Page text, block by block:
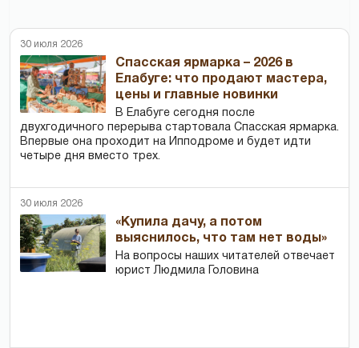
30 июля 2026
Спасская ярмарка – 2026 в
Елабуге: что продают мастера,
цены и главные новинки
В Елабуге сегодня после
двухгодичного перерыва стартовала Спасская ярмарка.
Впервые она проходит на Ипподроме и будет идти
четыре дня вместо трех.
30 июля 2026
«Купила дачу, а потом
выяснилось, что там нет воды»
На вопросы наших читателей отвечает
юрист Людмила Головина